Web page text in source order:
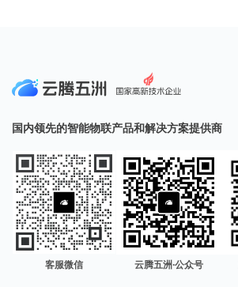
国内领先的智能物联产品和解决方案提供商
客服微信 云腾五洲·公众号